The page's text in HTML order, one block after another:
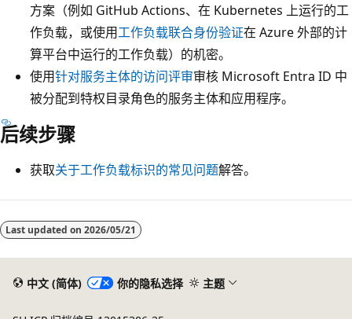
方案（例如 GitHub Actions、在 Kubernetes 上运行的工
作负载，或使用工作负载联合身份验证在 Azure 外部的计
算平台中运行的工作负载）的机密。
使用针对服务主体的访问评审审核 Microsoft Entra ID 中
被分配到特权目录角色的服务主体和应用程序。
后续步骤
获取关于工作负载标识的常见问题解答。
阅
读Last updated on 2026/05/21
中文 (简体) 你的隐私选择 主题